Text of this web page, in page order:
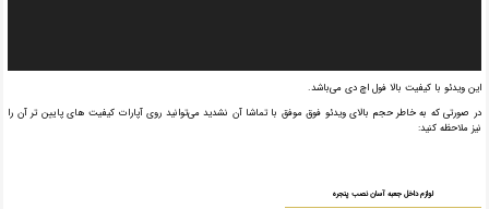
این ویدئو با کیفیت بالا فول اچ دی می‌باشد.
در صورتی که به خاطر حجم بالای ویدئو فوق موفق با تماشا آن نشدید می‌توانید روی آپارات کیفیت های پایین تر آن را
نیز ملاحظه کنید:
لوازم داخل جعبه آسان نصب پنجره